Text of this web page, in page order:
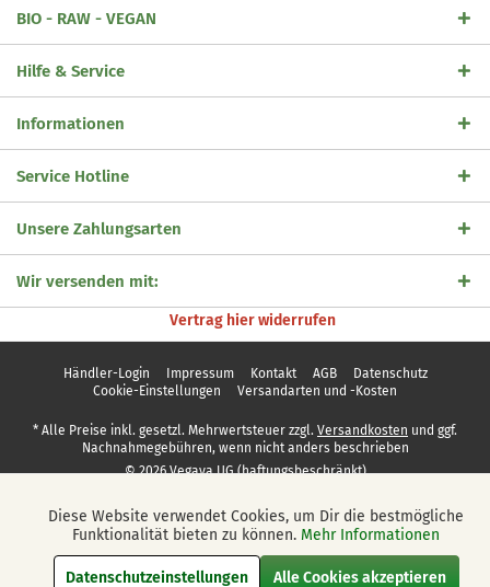
BIO - RAW - VEGAN
Hilfe & Service
Informationen
Service Hotline
Unsere Zahlungsarten
Wir versenden mit:
Vertrag hier widerrufen
Händler-Login Impressum Kontakt AGB
Datenschutz
Cookie-Einstellungen
Versandarten und -Kosten
* Alle Preise inkl. gesetzl. Mehrwertsteuer zzgl. Versandkosten und ggf.
Nachnahmegebühren, wenn nicht anders beschrieben
© 2026 Vegaya UG (haftungsbeschränkt)
Funktionale Aktiv
Marketing Aktiv
Diese Website verwendet Cookies, um Dir die bestmögliche
Funktionalität bieten zu können. Mehr Informationen
Datenschutzeinstellungen Alle Cookies akzeptieren